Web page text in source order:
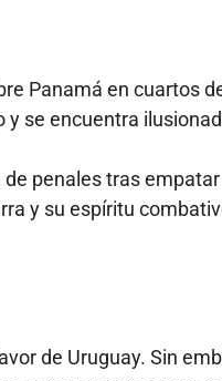
Panamá en cuartos
y se encuentra
penales tras empatar
y su espíritu
de Uruguay. Sin